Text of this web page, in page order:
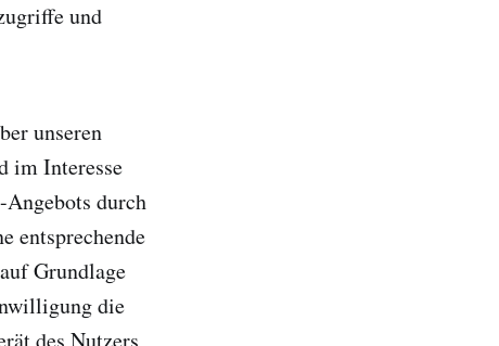
und
unseren
im Interesse
durch
entsprechende
Grundlage
die